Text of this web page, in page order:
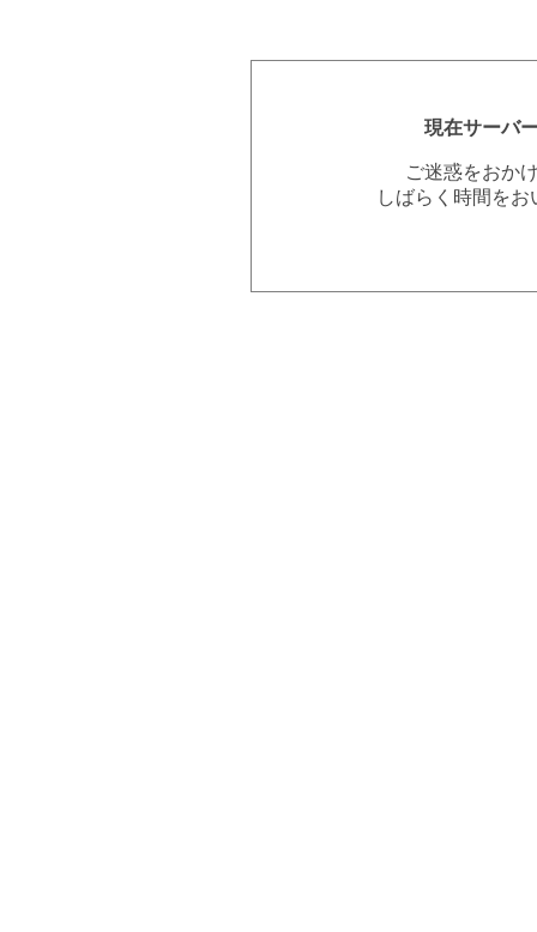
現在サーバ
ご迷惑をおか
しばらく時間を